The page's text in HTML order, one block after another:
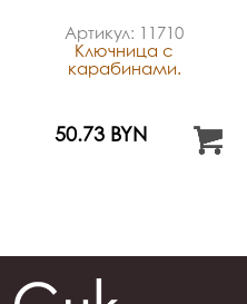
Артикул: 11710
Ключница с
карабинами.
50.73 BYN